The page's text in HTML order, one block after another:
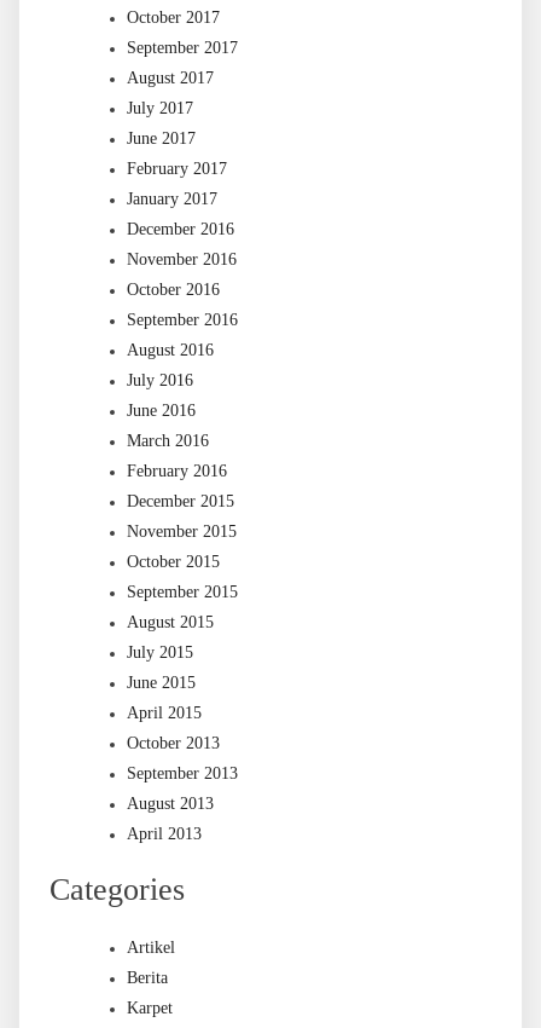
October 2017
September 2017
August 2017
July 2017
June 2017
February 2017
January 2017
December 2016
November 2016
October 2016
September 2016
August 2016
July 2016
June 2016
March 2016
February 2016
December 2015
November 2015
October 2015
September 2015
August 2015
July 2015
June 2015
April 2015
October 2013
September 2013
August 2013
April 2013
Categories
Artikel
Berita
Karpet